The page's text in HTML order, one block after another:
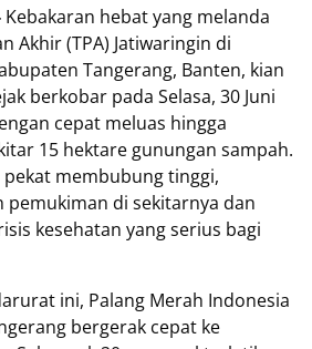
Kebakaran hebat yang melanda
Akhir (TPA) Jatiwaringin di
Tangerang, Banten, kian
berkobar pada Selasa, 30 Juni
cepat meluas hingga
15 hektare gunungan sampah.
membubung tinggi,
pemukiman di sekitarnya dan
kesehatan yang serius bagi
ini, Palang Merah Indonesia
bergerak cepat ke